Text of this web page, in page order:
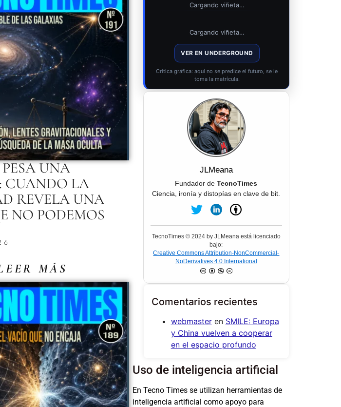
UNA
CUANDO LA
REVELA UNA
NO PODEMOS
MÁS
Cargando viñeta…
Cargando viñeta…
VER EN UNDERGROUND
Crítica gráfica: aquí no se predice el futuro, se le
toma la matrícula.
JLMeana
Fundador deTecnoTimes
Ciencia, ironía y distopías en clave de bit.
TecnoTimes © 2024 by JLMeana está licenciado
bajo:
Creative Commons Attribution-NonCommercial-
NoDerivatives 4.0 International
Comentarios recientes
webmasteren SMILE: Europa
y China vuelven a cooperar
en el espacio profundo
Uso de inteligencia artificial
En Tecno Times se utilizan herramientas de
inteligencia artificial como apoyo para